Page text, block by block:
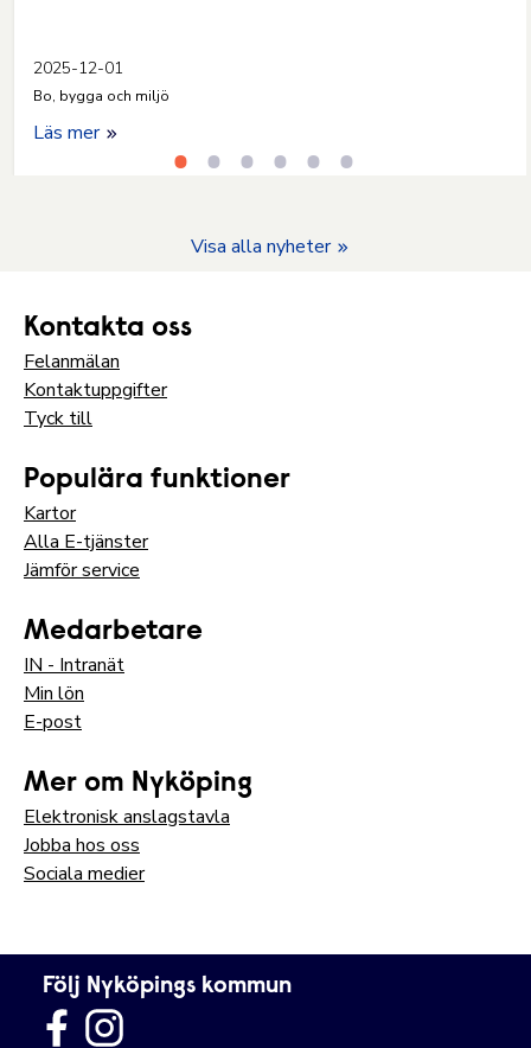
2025-12-01
Bo, bygga och miljö
Läs mer
Visa alla nyheter
Kontakta oss
Felanmälan
Kontaktuppgifter
Tyck till
Populära funktioner
Kartor
Alla E-tjänster
Jämför service
Medarbetare
IN - Intranät
Min lön
E-post
Mer om Nyköping
Elektronisk anslagstavla
Jobba hos oss
Sociala medier
Följ Nyköpings kommun